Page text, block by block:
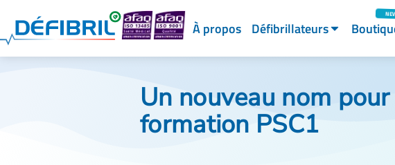
À propos Défibrillateurs
Un nouveau nom
formation PSC1